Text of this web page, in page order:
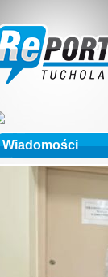
Wiadomości